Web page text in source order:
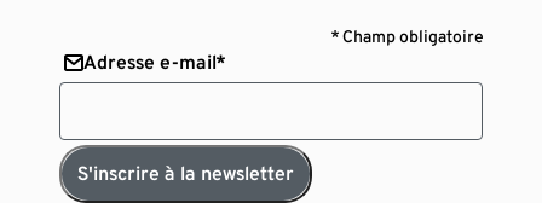
* Champ obligatoire
Adresse e-mail*
S'inscrire à la newsletter